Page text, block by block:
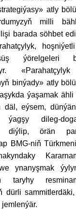
atly
milli
barada söhbet
ýörelgeleri
binýady» atly
ýaşamak
eýsem,
dileg-
diýlip, örän
BMG-niň
ynanyşmak
taryhy
dürli